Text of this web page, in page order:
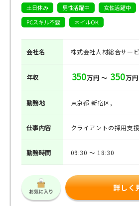
土日休み
男性活躍中 女性活躍中
PCスキル不要
ネイルOK
会社名 株式会社人材総合サー
年収 350万円 ～ 350万円
勤務地 東京都 新宿区,
仕事内容 クライアントの採用支
勤務時間 09:30 ～ 18:30
詳しく